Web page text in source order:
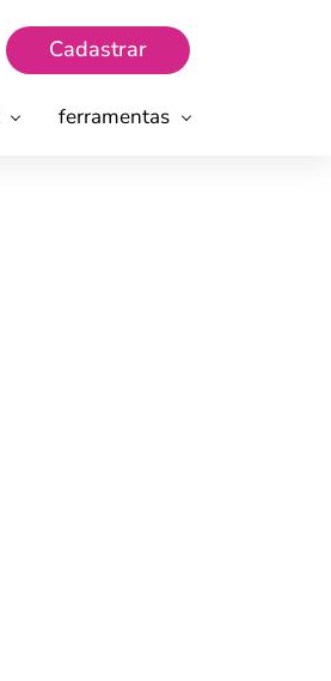
Cadastrar
ferramentas